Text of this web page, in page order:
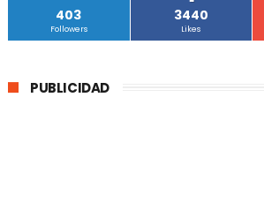
403
Followers
3440
Likes
PUBLICIDAD